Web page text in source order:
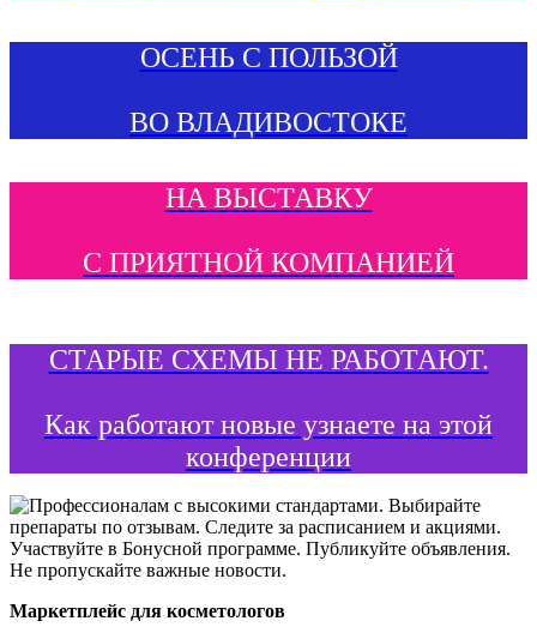
ОСЕНЬ С ПОЛЬЗОЙ
ВО ВЛАДИВОСТОКЕ
НА ВЫСТАВКУ
С ПРИЯТНОЙ КОМПАНИЕЙ
СТАРЫЕ СХЕМЫ НЕ РАБОТАЮТ.
Как работают новые узнаете на этой
конференции
Маркетплейс для косметологов